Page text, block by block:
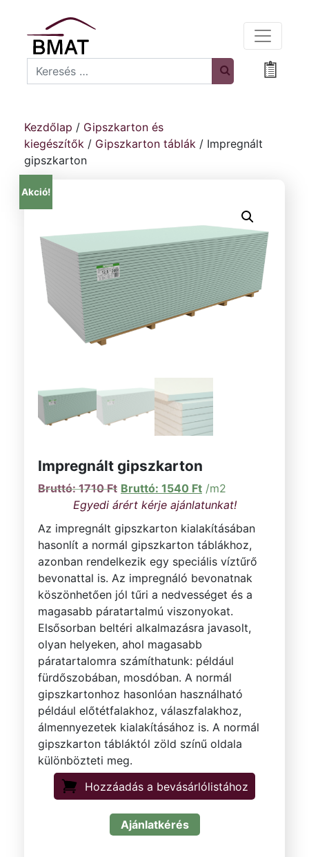
Search
Kezdőlap / Gipszkarton és
kiegészítők / Gipszkarton táblák / Impregnált
gipszkarton
Akció!
Impregnált gipszkarton
1710Ft Original price was: 1710 Ft.
1540 FtCurrent price is:
/m2
Az impregnált gipszkarton kialakításában
hasonlít a normál gipszkarton táblákhoz,
azonban rendelkezik egy speciális víztűrő
bevonattal is. Az impregnáló bevonatnak
köszönhetően jól tűri a nedvességet és a
magasabb páratartalmú viszonyokat.
Elsősorban beltéri alkalmazásra javasolt,
olyan helyeken, ahol magasabb
páratartalomra számíthatunk: például
fürdőszobában, mosdóban. A normál
gipszkartonhoz hasonlóan használható
például előtétfalakhoz, válaszfalakhoz,
álmennyezetek kialakításához is. A normál
gipszkarton tábláktól zöld színű oldala
különbözteti meg.
Hozzáadás a bevásárlólistához
Ajánlatkérés